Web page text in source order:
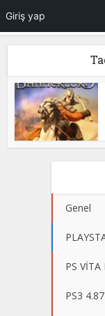
Genel
PS VİTA
PS3
Giriş yap